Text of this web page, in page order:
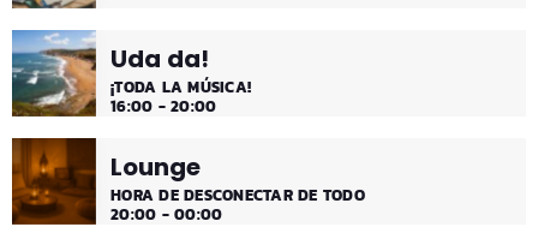
Uda da!
¡TODA LA MÚSICA!
16:00 - 20:00
Lounge
HORA DE DESCONECTAR DE TODO
20:00 - 00:00